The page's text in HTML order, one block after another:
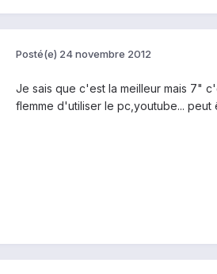
Posté(e) 24 novembre 2012
Je sais que c'est la meilleur mais 7"
flemme d'utiliser le pc,youtube...